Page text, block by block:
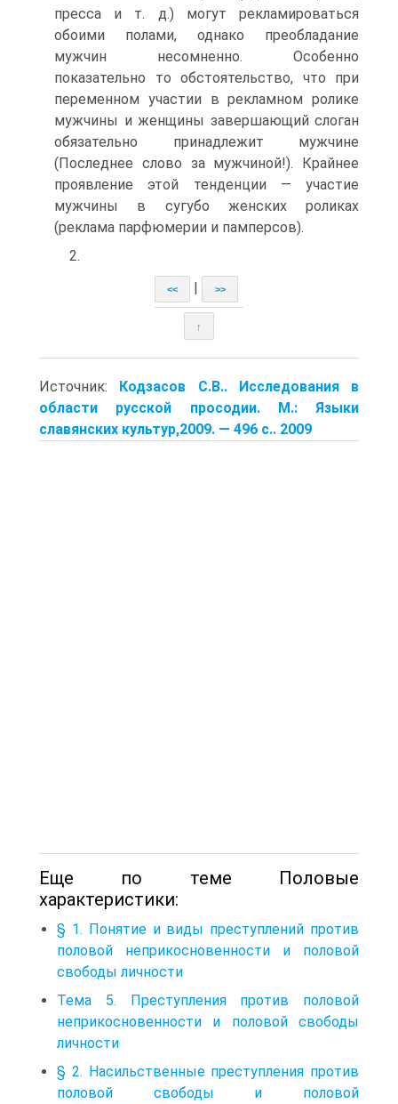
пресса и т. д.) могут рекламироваться
обоими полами, однако преобладание
мужчин несомненно. Особенно
показательно то обстоятельство, что при
переменном участии в рекламном ролике
мужчины и женщины завершающий слоган
обязательно принадлежит мужчине
(Последнее слово за мужчиной!). Крайнее
проявление этой тенденции — участие
мужчины в сугубо женских роликах
(реклама парфюмерии и памперсов).
2.
<< >>
↑
Источник: Кодзасов С.В.. Исследования в
области русской просодии. М.: Языки
славянских культур,2009. — 496 с.. 2009
Еще по теме Половые
характеристики:
§ 1. Понятие и виды преступлений против
половой неприкосновенности и половой
свободы личности
Тема 5. Преступления против половой
неприкосновенности и половой свободы
личности
§ 2. Насильственные преступления против
половой свободы и половой